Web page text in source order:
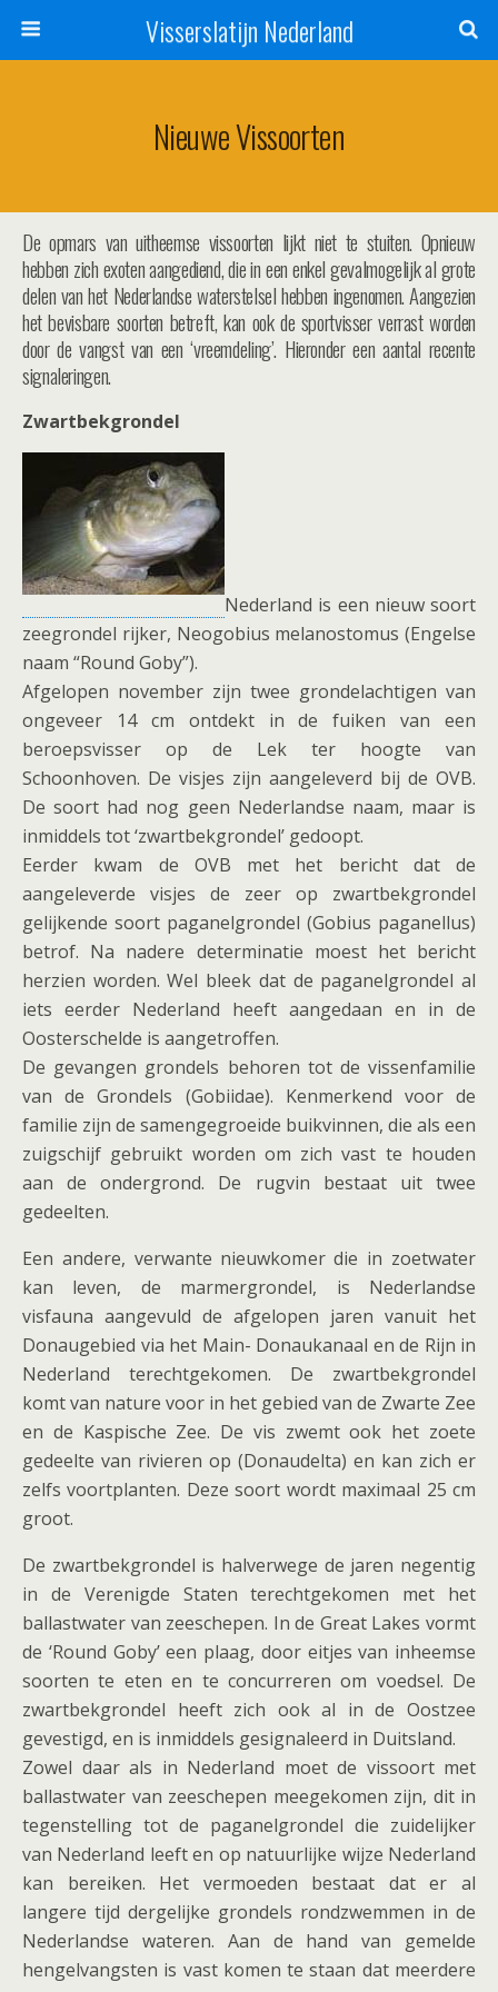
Visserslatijn Nederland
Nieuwe Vissoorten
De opmars van uitheemse vissoorten lijkt niet te stuiten. Opnieuw
hebben zich exoten aangediend, die in een enkel gevalmogelijk al grote
delen van het Nederlandse waterstelsel hebben ingenomen. Aangezien
het bevisbare soorten betreft, kan ook de sportvisser verrast worden
door de vangst van een ‘vreemdeling’. Hieronder een aantal recente
signaleringen.
Zwartbekgrondel
Nederland is een nieuw soort
zeegrondel rijker, Neogobius melanostomus (Engelse
naam “Round Goby”).
Afgelopen november zijn twee grondelachtigen van
ongeveer 14 cm ontdekt in de fuiken van een
beroepsvisser op de Lek ter hoogte van
Schoonhoven. De visjes zijn aangeleverd bij de OVB.
De soort had nog geen Nederlandse naam, maar is
inmiddels tot ‘zwartbekgrondel’ gedoopt.
Eerder kwam de OVB met het bericht dat de
aangeleverde visjes de zeer op zwartbekgrondel
gelijkende soort paganelgrondel (Gobius paganellus)
betrof. Na nadere determinatie moest het bericht
herzien worden. Wel bleek dat de paganelgrondel al
iets eerder Nederland heeft aangedaan en in de
Oosterschelde is aangetroffen.
De gevangen grondels behoren tot de vissenfamilie
van de Grondels (Gobiidae). Kenmerkend voor de
familie zijn de samengegroeide buikvinnen, die als een
zuigschijf gebruikt worden om zich vast te houden
aan de ondergrond. De rugvin bestaat uit twee
gedeelten.
Een andere, verwante nieuwkomer die in zoetwater
kan leven, de marmergrondel, is Nederlandse
visfauna aangevuld de afgelopen jaren vanuit het
Donaugebied via het Main- Donaukanaal en de Rijn in
Nederland terechtgekomen. De zwartbekgrondel
komt van nature voor in het gebied van de Zwarte Zee
en de Kaspische Zee. De vis zwemt ook het zoete
gedeelte van rivieren op (Donaudelta) en kan zich er
zelfs voortplanten. Deze soort wordt maximaal 25 cm
groot.
De zwartbekgrondel is halverwege de jaren negentig
in de Verenigde Staten terechtgekomen met het
ballastwater van zeeschepen. In de Great Lakes vormt
de ‘Round Goby’ een plaag, door eitjes van inheemse
soorten te eten en te concurreren om voedsel. De
zwartbekgrondel heeft zich ook al in de Oostzee
gevestigd, en is inmiddels gesignaleerd in Duitsland.
Zowel daar als in Nederland moet de vissoort met
ballastwater van zeeschepen meegekomen zijn, dit in
tegenstelling tot de paganelgrondel die zuidelijker
van Nederland leeft en op natuurlijke wijze Nederland
kan bereiken. Het vermoeden bestaat dat er al
langere tijd dergelijke grondels rondzwemmen in de
Nederlandse wateren. Aan de hand van gemelde
hengelvangsten is vast komen te staan dat meerdere